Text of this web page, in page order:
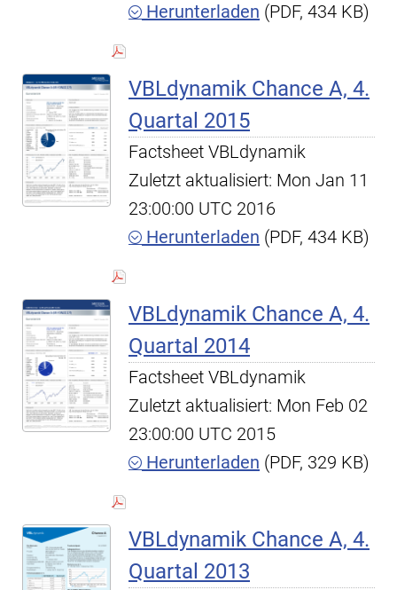
Herunterladen (PDF, 434 KB)
VBLdynamik Chance A, 4.
Quartal 2015
Factsheet VBLdynamik
Zuletzt aktualisiert: Mon Jan 11
23:00:00 UTC 2016
Herunterladen (PDF, 434 KB)
VBLdynamik Chance A, 4.
Quartal 2014
Factsheet VBLdynamik
Zuletzt aktualisiert: Mon Feb 02
23:00:00 UTC 2015
Herunterladen (PDF, 329 KB)
VBLdynamik Chance A, 4.
Quartal 2013